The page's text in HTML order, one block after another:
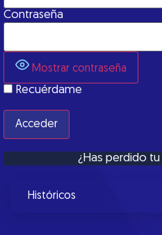
Contraseña
Mostrar contraseña
Recuérdame
¿Has perdido
Históricos